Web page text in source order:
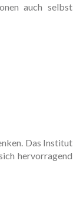
auch selbst
Das Institut
hervorragend